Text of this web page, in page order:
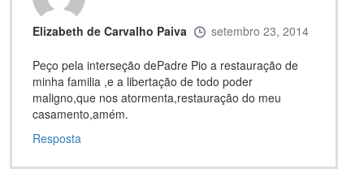
Elizabeth de Carvalho Paiva setembro 23, 2014
Peço pela interseção dePadre Pio a restauração de
minha familia ,e a libertação de todo poder
maligno,que nos atormenta,restauração do meu
casamento,amém.
Resposta